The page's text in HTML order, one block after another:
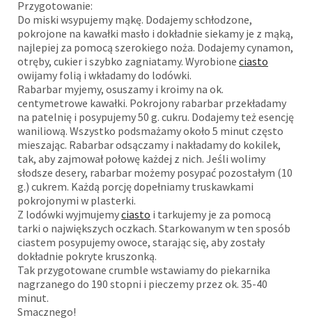
Przygotowanie:
Do miski wsypujemy mąkę. Dodajemy schłodzone,
pokrojone na kawałki masło i dokładnie siekamy je z mąką,
najlepiej za pomocą szerokiego noża. Dodajemy cynamon,
otręby, cukier i szybko zagniatamy. Wyrobione ciasto
owijamy folią i wkładamy do lodówki.
Rabarbar myjemy, osuszamy i kroimy na ok.
centymetrowe kawałki. Pokrojony rabarbar przekładamy
na patelnię i posypujemy 50 g. cukru. Dodajemy też esencję
waniliową. Wszystko podsmażamy około 5 minut często
mieszając. Rabarbar odsączamy i nakładamy do kokilek,
tak, aby zajmował połowę każdej z nich. Jeśli wolimy
słodsze desery, rabarbar możemy posypać pozostałym (10
g.) cukrem. Każdą porcję dopełniamy truskawkami
pokrojonymi w plasterki.
Z lodówki wyjmujemyciasto i tarkujemy je za pomocą
tarki o największych oczkach. Starkowanym w ten sposób
ciastem posypujemy owoce, starając się, aby zostały
dokładnie pokryte kruszonką.
Tak przygotowane crumble wstawiamy do piekarnika
nagrzanego do 190 stopni i pieczemy przez ok. 35-40
minut.
Smacznego!